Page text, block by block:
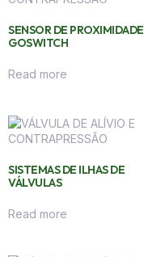
SENSOR DE PROXIMIDADE
GOSWITCH
Read more
SISTEMAS DE ILHAS DE
VÁLVULAS
Read more